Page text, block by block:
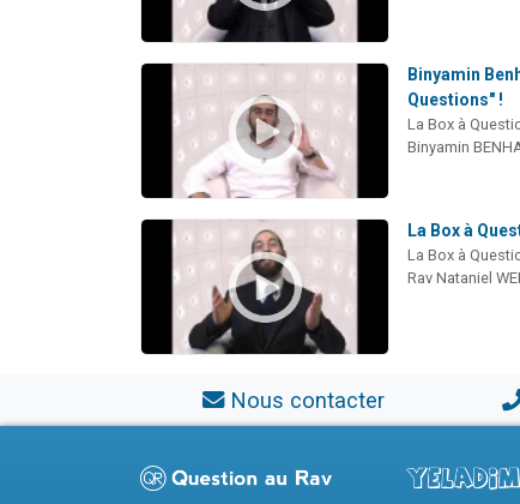
Binyamin
Questions" !
La Box à
Binyamin
La Box à
La Box à
Rav Nataniel
Nous contacter